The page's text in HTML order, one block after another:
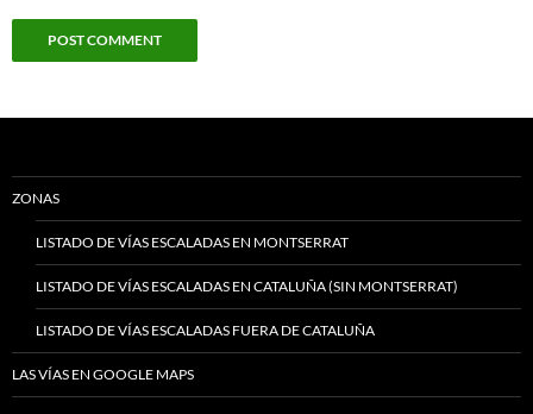
ZONAS
LISTADO DE VÍAS ESCALADAS EN MONTSERRAT
LISTADO DE VÍAS ESCALADAS EN CATALUÑA (SIN MONTSERRAT)
LISTADO DE VÍAS ESCALADAS FUERA DE CATALUÑA
LAS VÍAS EN GOOGLE MAPS